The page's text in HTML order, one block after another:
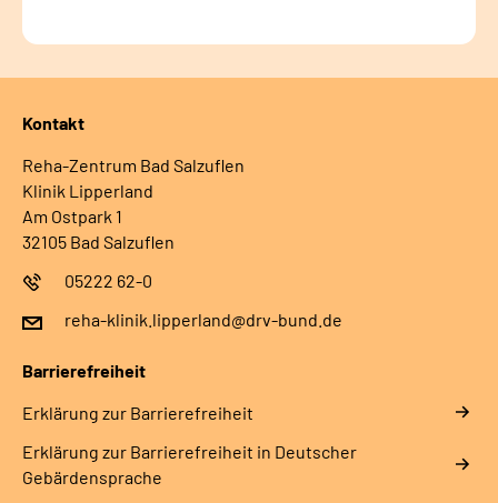
Kontakt
Reha-Zentrum Bad Salzuflen
Klinik Lipperland
Am Ostpark 1
32105 Bad Salzuflen
05222 62-0
reha-klinik.lipperland@drv-bund.de
Barrierefreiheit
Erklärung zur Barrierefreiheit
Erklärung zur Barrierefreiheit in Deutscher
Gebärdensprache